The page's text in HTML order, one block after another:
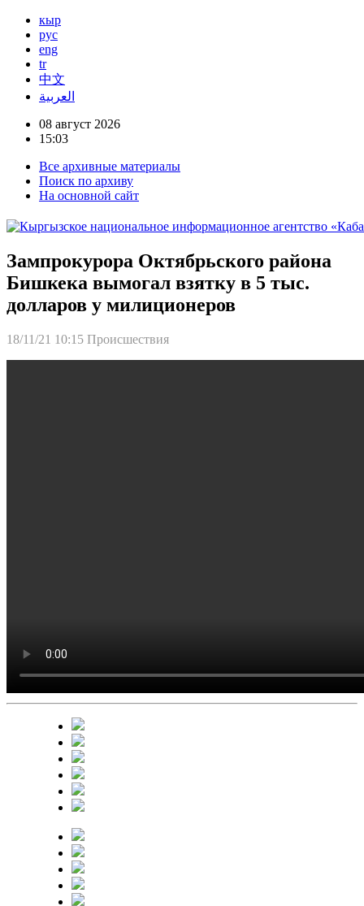
кыр
рус
eng
tr
中文
العربية
08 август 2026
15:03
Все архивные материалы
Поиск по архиву
На основной сайт
Зампрокурора Октябрьского района
Бишкека вымогал взятку в 5 тыс.
долларов у милиционеров
18/11/21 10:15 Происшествия